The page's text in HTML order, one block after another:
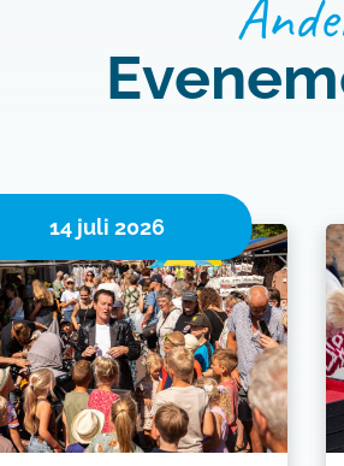
14 juli 2026